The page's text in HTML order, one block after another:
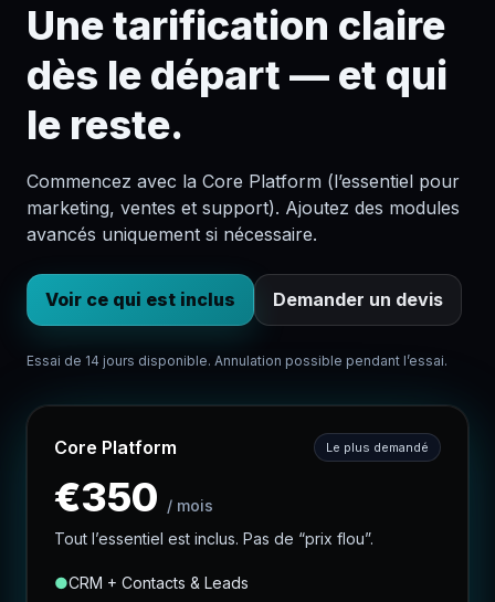
Une tarification claire
dès le départ — et qui
le reste.
Commencez avec la Core Platform (l’essentiel pour
marketing, ventes et support). Ajoutez des modules
avancés uniquement si nécessaire.
Voir ce qui est inclus Demander un devis
Essai de 14 jours disponible. Annulation possible pendant l’essai.
Core Platform Le plus demandé
€350 / mois
Tout l’essentiel est inclus. Pas de “prix flou”.
●CRM + Contacts & Leads